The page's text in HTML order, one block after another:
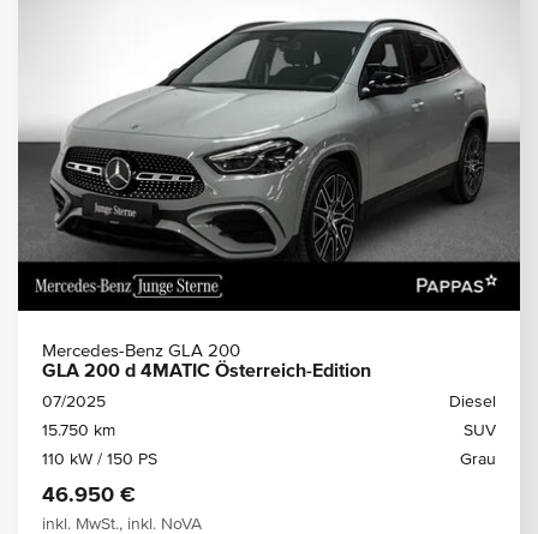
Mercedes-Benz GLA 200
GLA 200 d 4MATIC Österreich-Edition
07/2025
Diesel
15.750 km
SUV
110 kW / 150 PS
Grau
46.950 €
inkl. MwSt., inkl. NoVA